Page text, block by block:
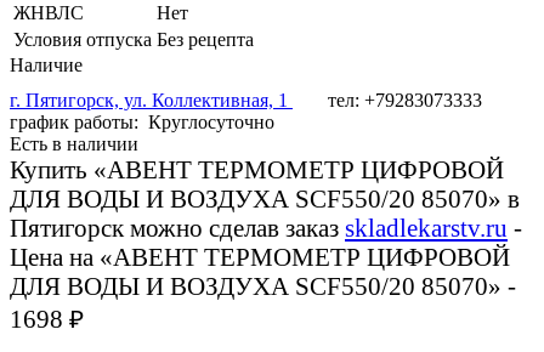
ЖНВЛС
Нет
Условия отпуска Без рецепта
Наличие
г. Пятигорск, ул. Коллективная, 1
тел: +79283073333
график работы: Круглосуточно
Есть в наличии
Купить «АВЕНТ ТЕРМОМЕТР ЦИФРОВОЙ
ДЛЯ ВОДЫ И ВОЗДУХА SCF550/20 85070» в
Пятигорск можно сделав заказ skladlekarstv.ru -
Цена на «АВЕНТ ТЕРМОМЕТР ЦИФРОВОЙ
ДЛЯ ВОДЫ И ВОЗДУХА SCF550/20 85070» -
1698 ₽